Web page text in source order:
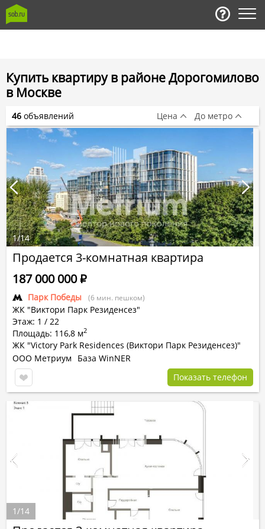
Купить квартиру в районе Дорогомилово
в Москве
Продается 3-комнатная квартира
Парк Победы (6 мин. пешком)
ЖК "Виктори Парк Резиденсез"
Этаж: 1 / 22
Площадь: 116,8 м2
ЖК "Victory Park Residences (Виктори Парк Резиденсез)"
187 000 000Р
ООО Метриум
База WinNER
Показать телефон
1/14
1/14
46 объявлений Цена До метро